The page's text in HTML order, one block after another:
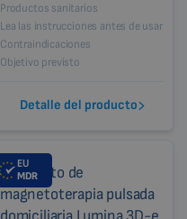
Productos sanitarios
Lea las instrucciones antes de usar
Contraindicaciones
Objetivo previsto
Detalle del producto
EU
MDR